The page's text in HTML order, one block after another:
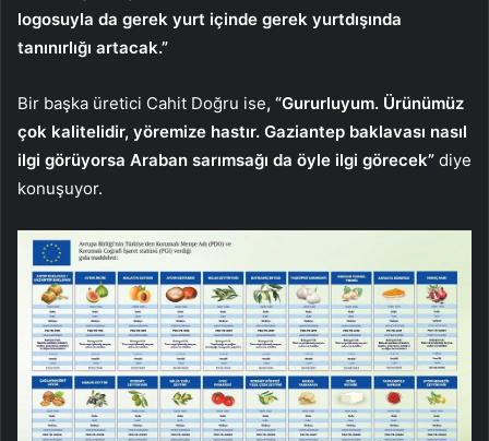
logosuyla da gerek yurt içinde gerek yurtdışında
tanınırlığı artacak.”
Bir başka üretici Cahit Doğru ise, “Gururluyum. Ürünümüz
çok kalitelidir, yöremize hastır. Gaziantep baklavası nasıl
ilgi görüyorsa Araban sarımsağı da öyle ilgi görecek” diye
konuşuyor.